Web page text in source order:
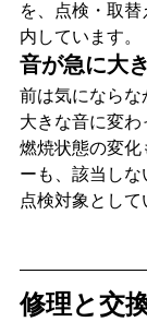
を、点検・取
内しています。
音が急に大
前は気にならな
大きな音に変
燃焼状態の変化
ーも、該当し
点検対象として
修理と交